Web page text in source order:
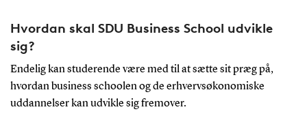
Hvordan skal SDU Business School udvikle
sig?
Endelig kan studerende være med til at sætte sit præg på,
hvordan business schoolen og de erhvervsøkonomiske
uddannelser kan udvikle sig fremover.